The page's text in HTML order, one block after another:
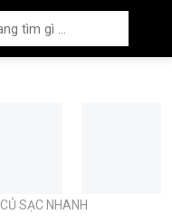
CỦ SẠC NHANH